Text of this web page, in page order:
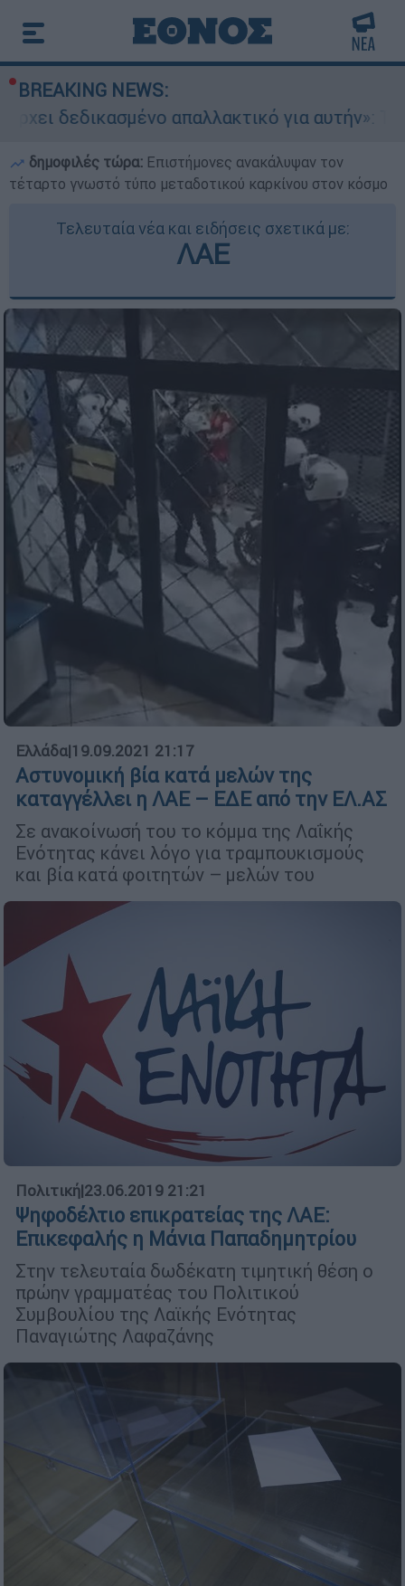
BREAKING NEWS:
απαλλακτικό για αυτήν»: Τι
δημοφιλές τώρα: Επιστήμονες ανακάλυψαν τον
τέταρτο γνωστό τύπο μεταδοτικού καρκίνου στον κόσμο
Τελευταία νέα και ειδήσεις σχετικά με:
ΛΑΕ
Ελλάδα|19.09.2021 21:17
Αστυνομική βία κατά μελών της
καταγγέλλει η ΛΑΕ – ΕΔΕ από την ΕΛ.ΑΣ
Σε ανακοίνωσή του το κόμμα της Λαΐκής
Ενότητας κάνει λόγο για τραμπουκισμούς
και βία κατά φοιτητών – μελών του
Πολιτική|23.06.2019 21:21
Ψηφοδέλτιο επικρατείας της ΛΑΕ:
Επικεφαλής η Μάνια Παπαδημητρίου
Στην τελευταία δωδέκατη τιμητική θέση ο
πρώην γραμματέας του Πολιτικού
Συμβουλίου της Λαϊκής Ενότητας
Παναγιώτης Λαφαζάνης